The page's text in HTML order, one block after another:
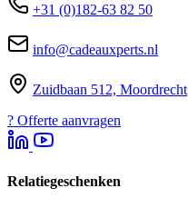
+31 (0)182-63 82 50
info@cadeauxperts.nl
Zuidbaan 512, Moordrecht
? Offerte aanvragen
Relatiegeschenken